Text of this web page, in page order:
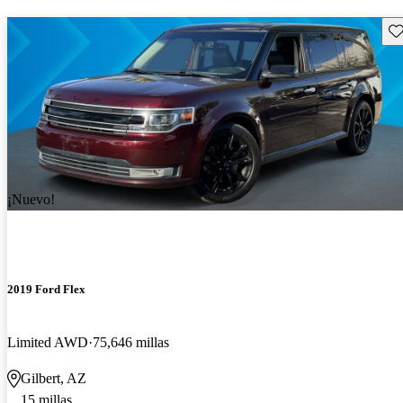
¡Nuevo!
2019 Ford Flex
Limited AWD 75,646 millas
Gilbert, AZ